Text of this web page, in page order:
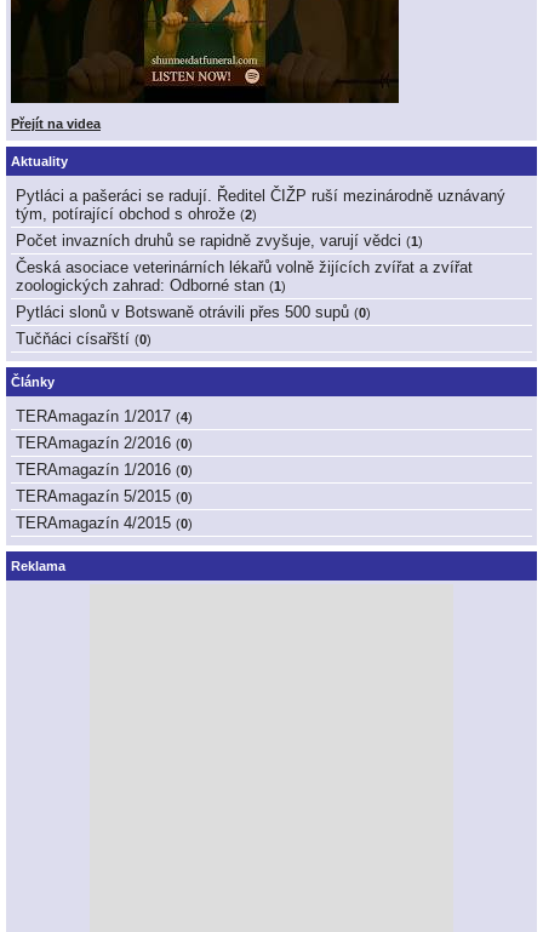
Přejít na videa
Aktuality
Pytláci a pašeráci se radují. Ředitel ČIŽP ruší mezinárodně uznávaný
tým, potírající obchod s ohrože (2)
Počet invazních druhů se rapidně zvyšuje, varují vědci (1 )
Česká asociace veterinárních lékařů volně žijících zvířat a zvířat
zoologických zahrad: Odborné stan (1 )
Pytláci slonů v Botswaně otrávili přes 500 supů (0)
Tučňáci císařští (0)
Články
TERAmagazín 1/2017 (4)
TERAmagazín 2/2016 (0)
TERAmagazín 1/2016 (0)
TERAmagazín 5/2015 (0)
TERAmagazín 4/2015 (0)
Reklama